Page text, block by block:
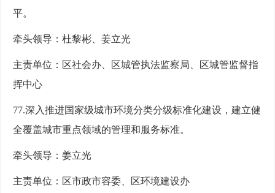
平。
牵头领导：杜黎彬、姜立光
主责单位：区社会办、区城管执法监察局、区城管监督指
挥中心
77.深入推进国家级城市环境分类分级标准化建设，建立健
全覆盖城市重点领域的管理和服务标准。
牵头领导：姜立光
主责单位：区市政市容委、区环境建设办